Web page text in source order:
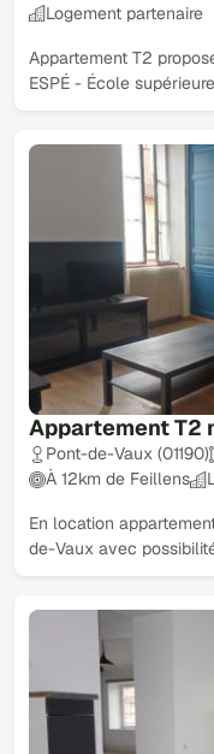
Logement partenaire
Appartement T2
ESPÉ - École
Appartement T2
Pont-de-Vaux (01190)
À 12km de Feillens
En location
de-Vaux avec